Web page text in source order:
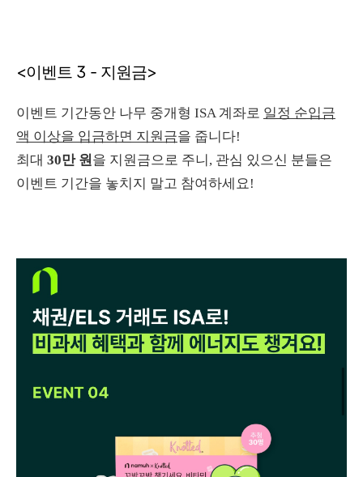
<이벤트 3 - 지원금>
이벤트 기간동안 나무 중개형 ISA 계좌로 일정 순입금
액 이상을 입금하면 지원금을 줍니다!
최대 30만 원을 지원금으로 주니, 관심 있으신 분들은
이벤트 기간을 놓치지 말고 참여하세요!